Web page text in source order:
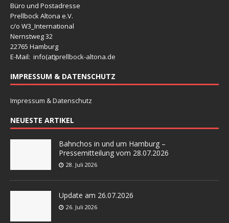
Büro und Postadresse
Prellbock Altona e.V.
c/o W3_International
Nernstweg 32
22765 Hamburg
E-Mail: info(at)prellbock-altona.de
IMPRESSUM & DATENSCHUTZ
Impressum & Datenschutz
NEUESTE ARTIKEL
Bahnchos in und um Hamburg –
Pressemitteilung vom 28.07.2026
28. Juli 2026
Update am 26.07.2026
26. Juli 2026